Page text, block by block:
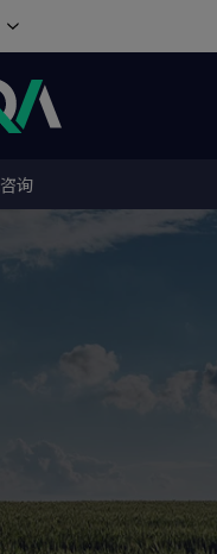
询